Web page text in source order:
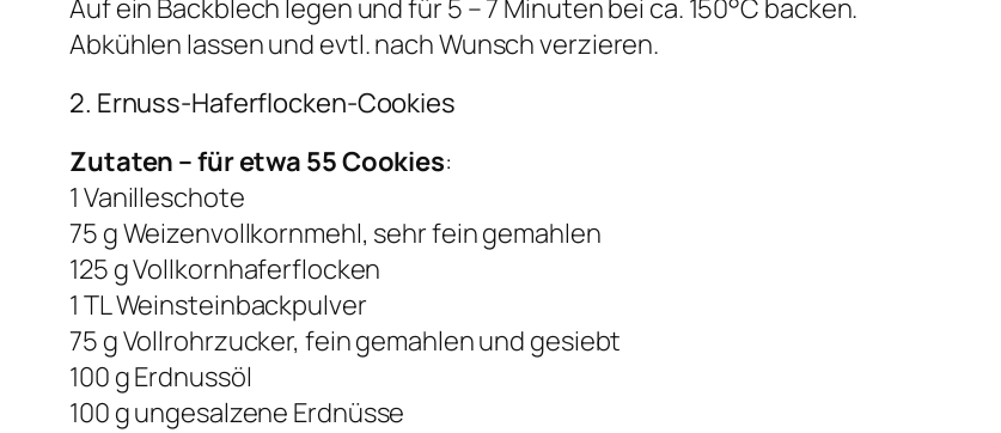
Auf ein Backblech legen und für 5 – 7 Minuten bei ca. 150°C backen.
Abkühlen lassen und evtl. nach Wunsch verzieren.
2. Ernuss-Haferflocken-Cookies
Zutaten – für etwa 55 Cookies:
1 Vanilleschote
75 g Weizenvollkornmehl, sehr fein gemahlen
125 g Vollkornhaferflocken
1 TL Weinsteinbackpulver
75 g Vollrohrzucker, fein gemahlen und gesiebt
100 g Erdnussöl
100 g ungesalzene Erdnüsse